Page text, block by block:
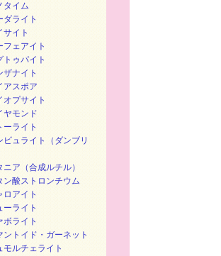
タイム
ダライト
サイト
フェアイト
トゥパイト
ザナイト
アスポア
オプサイト
ヤモンド
ーライト
ビュライト（ダンブリ
ニア（合成ルチル）
ン酸ストロンチウム
ロアイト
ーライト
ボライト
ントイド・ガーネット
モルチェライト